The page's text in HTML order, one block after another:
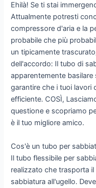
Ehilà! Se ti stai
Attualmente potresti
compressore d'aria e la
probabile che più
un tipicamente
dell'accordo: Il tubo di
apparentemente
garantire che i tuoi lavori
efficiente. COSÌ,
questione e scopriamo
è il tuo migliore amico.
Cos'è un tubo per
Il tubo flessibile per
realizzato che trasporta
sabbiatura all'ugello.